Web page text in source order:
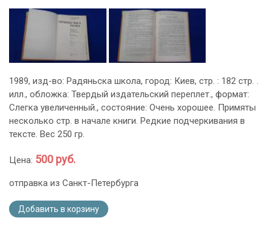
1989, изд-во: Радяньска школа, город: Киев, стр. : 182 стр. .
илл., обложка: Твердый издательский переплет., формат:
Слегка увеличенный., состояние: Очень хорошее. Примяты
несколько стр. в начале книги. Редкие подчеркивания в
тексте. Вес 250 гр.
Цена: 500 руб.
отправка из Санкт-Петербурга
Добавить в корзину